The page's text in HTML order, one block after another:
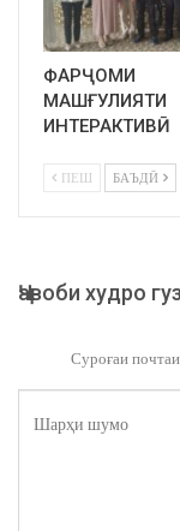
ФАРҶОМИ
МАШҒУЛИЯТИ
ИНТЕРАКТИВӢ
ПЕШ БАЪДӢ
Ҷавоби худро
Суроғаи